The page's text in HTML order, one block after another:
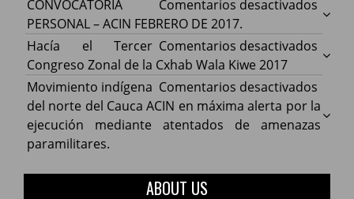
Cauca
con
de
Comentarios desactivados
ACIN
DE
CONVOCATORIA
PERSONAL – ACIN FEBRERO DE 2017.
Comentarios desactivados
Hacía
la
Hacía el Tercer
Congreso Zonal de la Cxhab Wala Kiwe 2017
Comentarios desactivados
Movimiento indígena
del norte del Cauca ACIN en máxima alerta por la
ejecución mediante atentados de amenazas
paramilitares.
ABOUT US